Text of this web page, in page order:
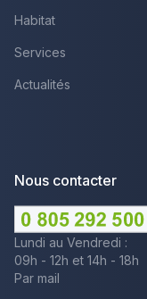
Habitat
Services
Actualités
Nous contacter
Lundi au Vendredi :
09h - 12h et 14h - 18h
Par mail